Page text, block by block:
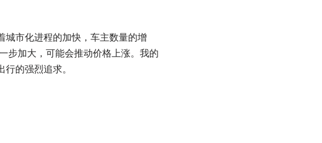
城市化进程的加快，车主数量的增
步加大，可能会推动价格上涨。我的
的强烈追求。